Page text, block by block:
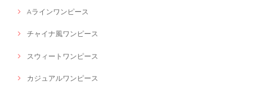
Aラインワンピース
チャイナ風ワンピース
スウィートワンピース
カジュアルワンピース